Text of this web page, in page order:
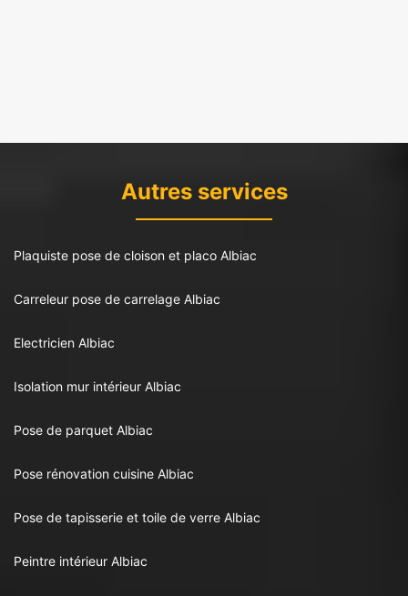
Autres services
Plaquiste pose de cloison et placo Albiac
Carreleur pose de carrelage Albiac
Electricien Albiac
Isolation mur intérieur Albiac
Pose de parquet Albiac
Pose rénovation cuisine Albiac
Pose de tapisserie et toile de verre Albiac
Peintre intérieur Albiac